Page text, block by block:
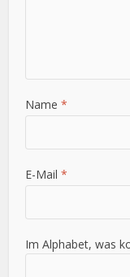
Name*
E-Mail*
Im Alphabet, was